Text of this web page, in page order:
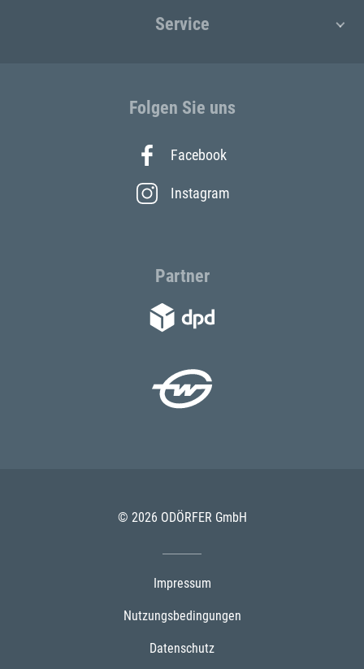
Service
Folgen Sie uns
Facebook
Instagram
Partner
© 2026 ODÖRFER GmbH
Impressum
Nutzungsbedingungen
Datenschutz